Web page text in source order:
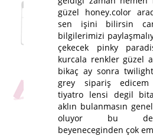
güzel honey.color
sen işini bilirsin
bilgilerimizi
çekecek pinky
kurcala renkler güzel
bikaç ay sonra
grey sipariş
tiyatro lensi degil
aklın bulanmasın
oluyor bu
beyeneceginden çok